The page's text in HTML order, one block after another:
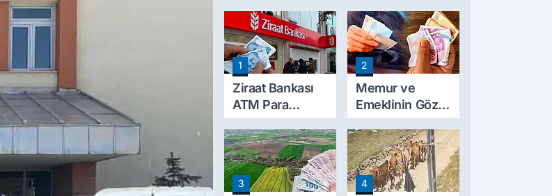
1
Ziraat Bankası
ATM Para
Çekme Limitini
Artırdı: Günlük
Ücretsiz Limit
30 Bin TL Oldu
2
Memur ve
Emeklinin Gözü
Ocak
Zammında: İlk
Hesaplamalar
Belli Olmaya
Başladı
3 4